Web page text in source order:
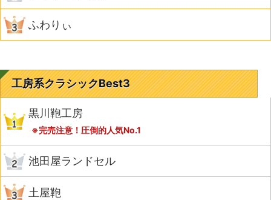
ふわりぃ
工房系クラシックBest3
黒川鞄工房
※完売注意！圧倒的人気No.1
池田屋ランドセル
土屋鞄